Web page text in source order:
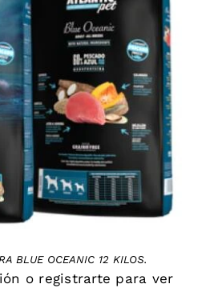
DETAILS
BLUE OCEANIC 12 KILOS.
o registrarte para ver